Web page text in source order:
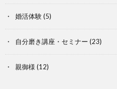
婚活体験(5)
自分磨き講座・セミナー (23)
親御様 (12)